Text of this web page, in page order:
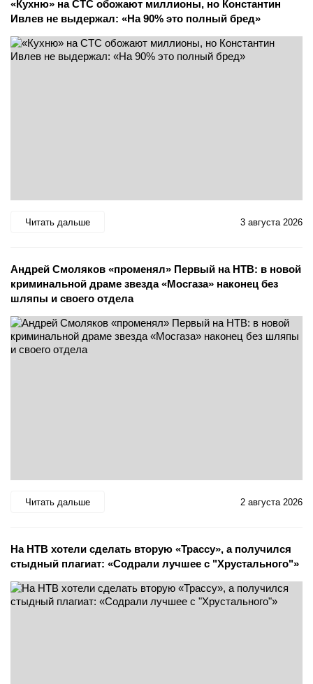
«Кухню» на СТС обожают миллионы, но Константин
Ивлев не выдержал: «На 90% это полный бред»
Читать дальше 3 августа 2026
Андрей Смоляков «променял» Первый на НТВ: в новой
криминальной драме звезда «Мосгаза» наконец без
шляпы и своего отдела
Читать дальше 2 августа 2026
На НТВ хотели сделать вторую «Трассу», а получился
стыдный плагиат: «Содрали лучшее с "Хрустального"»